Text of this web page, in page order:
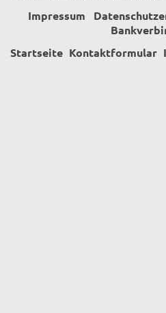
Impressum
Startseite Kontaktformular